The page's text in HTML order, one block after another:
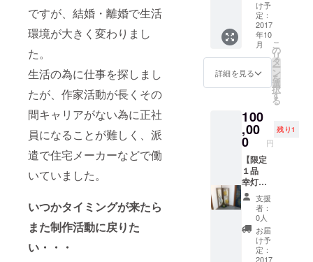
ですが、結婚・離婚で生活
環境が大きく変わりまし
た。
生活の為に仕事を探しまし
たが、作家活動が長くその
間キャリアがない為に正社
員になることが難しく、派
遣で住宅メーカーなどで働
いていました。
いつかタイミングが来たら
また制作活動に戻りた
い・・・
１２月
３１日
※竹や森
の植物
をどう
ぞお持
ち帰り
す。 ＋
・お礼
のポス
トカー
ドと灯
台が丘
探検地
図 ＋ ・
ケット
回数
券 500
円×２枚
※有効期
限２０
１８年
１２月
３１日
※竹や森
の植物
をどう
ぞお持
あかり
・森の
家宿泊
券 ※素
泊ま
り：3人
まで泊
まれま
ル及び
女性の
み ※宿
泊概要
は別途
支援者
にお知
らせし
ます。
＋ ・お
礼のポ
スト
カード
け予
定：
2017
年10
月
詳細を見る
こ
の
リ
タ
ー
ン
を
選
択
す
る
100
,00
0 円
残り1
【限定
１品
幸灯工
房オリ
ジナ
ル】 ・
和紙の
つい立
オブ
支援
者：
0人
お届
け予
定：
2017